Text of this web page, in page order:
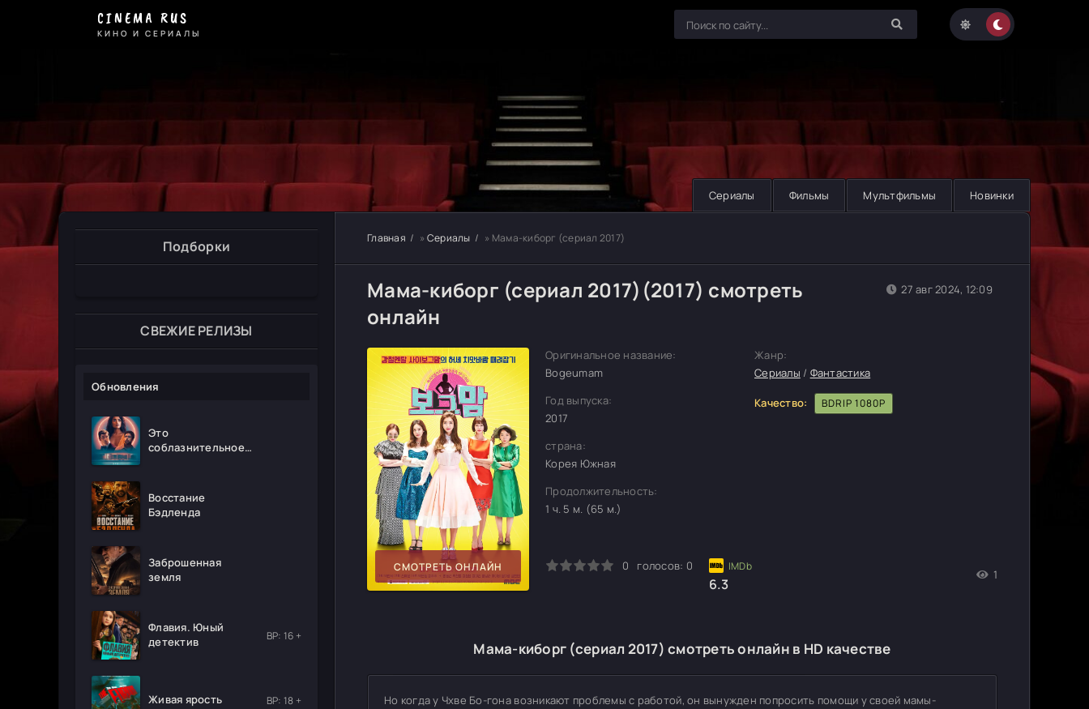
CINEMA RUS
КИНО И СЕРИАЛЫ
Сериалы Фильмы Мультфильмы Новинки
Подборки
СВЕЖИЕ РЕЛИЗЫ
Обновления
Это
соблазнительное
Восстание
Бэдленда
Заброшенная
земля
Флавия. Юный
детектив
ВР: 16 +
Живая ярость ВР: 18 +
Главная » Сериалы » Мама-киборг (сериал 2017)
Мама-киборг (сериал 2017)(2017) смотреть
онлайн
СМОТРЕТЬ ОНЛАЙН
Оригинальное название:
Bogeumam
Год выпуска:
2017
страна:
Корея Южная
Продолжительность:
1 ч. 5 м. (65 м.)
1 2 3 0 голосов: 0
6.3
1
27 авг 2024, 12:09
Жанр:
Сериалы / Фантастика
Качество: BDRIP 1080P
Мама-киборг (сериал 2017) смотреть онлайн в HD качестве
Но когда у Чхве Бо-гона возникают проблемы с работой, он вынужден попросить помощи у своей мамы-